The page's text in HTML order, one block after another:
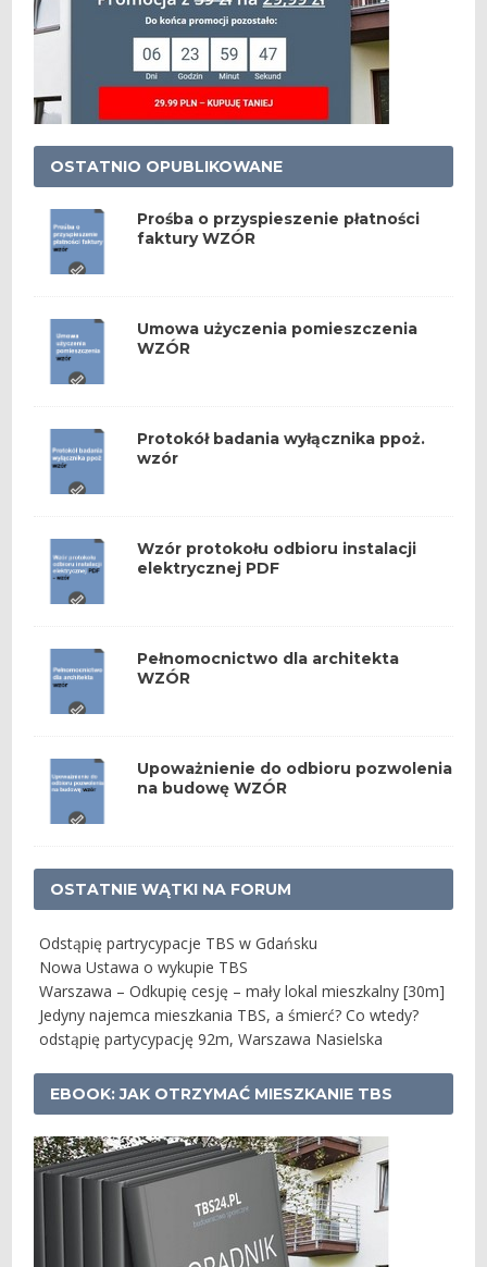
OSTATNIO OPUBLIKOWANE
Prośba o przyspieszenie płatności
faktury WZÓR
Umowa użyczenia pomieszczenia
WZÓR
Protokół badania wyłącznika ppoż.
wzór
Wzór protokołu odbioru instalacji
elektrycznej PDF
Pełnomocnictwo dla architekta
WZÓR
Upoważnienie do odbioru pozwolenia
na budowę WZÓR
OSTATNIE WĄTKI NA FORUM
Odstąpię partrycypacje TBS w Gdańsku
Nowa Ustawa o wykupie TBS
Warszawa – Odkupię cesję – mały lokal mieszkalny [30m]
Jedyny najemca mieszkania TBS, a śmierć? Co wtedy?
odstąpię partycypację 92m, Warszawa Nasielska
EBOOK: JAK OTRZYMAĆ MIESZKANIE TBS